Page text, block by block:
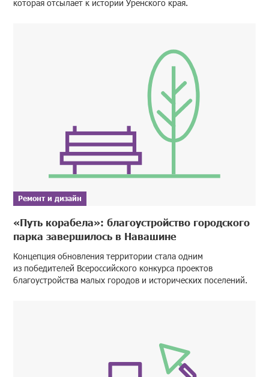
которая отсылает к истории Уренского края.
Ремонт и дизайн
«Путь корабела»: благоустройство городского
парка завершилось в Навашине
Концепция обновления территории стала одним
из победителей Всероссийского конкурса проектов
благоустройства малых городов и исторических поселений.